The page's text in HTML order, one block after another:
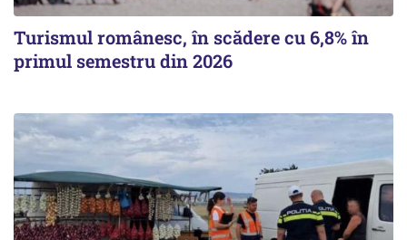
Turismul românesc, în scădere cu 6,8% în
primul semestru din 2026